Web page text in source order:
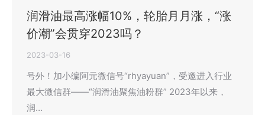
润滑油最高涨幅10%，轮胎月月涨，“涨
价潮”会贯穿2023吗？
2023-03-16
号外！加小编阿元微信号“rhyayuan”，受邀进入行业
最大微信群——“润滑油聚焦油粉群” 2023年以来，
润…